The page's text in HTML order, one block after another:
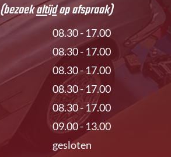
(bezoekaltijdop afspraak)
08.30 - 17.00
08.30 - 17.00
08.30 - 17.00
08.30 - 17.00
08.30 - 17.00
09.00 - 13.00
gesloten